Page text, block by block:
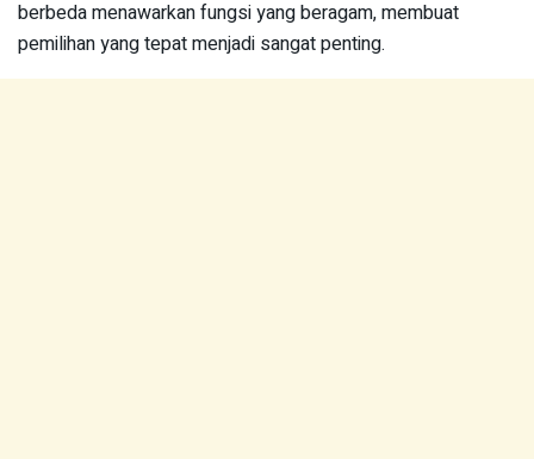
berbeda menawarkan fungsi yang beragam, membuat
pemilihan yang tepat menjadi sangat penting.